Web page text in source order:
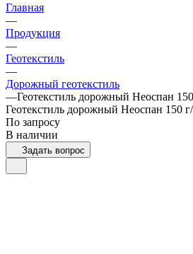
Главная
—
Продукция
—
Геотекстиль
—
Дорожный геотекстиль
—Геотекстиль дорожный Неоспан
Геотекстиль дорожный Неоспан 150
По запросу
В наличии
Задать вопрос